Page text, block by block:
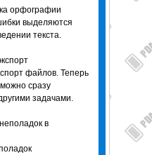
орфографии
выделяются
текста.
файлов. Теперь
сразу
задачами.
в